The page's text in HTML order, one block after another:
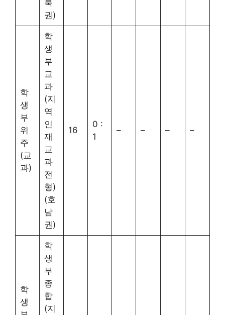
북
권)
학
생
부
위
주
(교
과)
학
생
부
교
과
(지
역
인
재
교
과
전
형)
(호
남
권)
16
0 :
1
– – – –
학
생
학
생
부
종
합
(지